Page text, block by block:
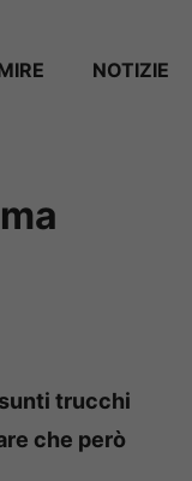
NOTIZIE
trucchi
che però